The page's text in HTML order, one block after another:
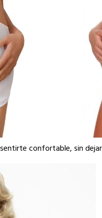
confortable, sin